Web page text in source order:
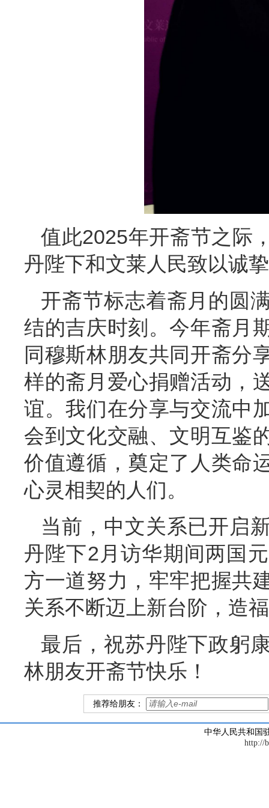
值此2025年开斋节之际
丹陛下和文莱人民致以诚
开斋节标志着斋月的圆
结的吉庆时刻。今年斋月
同穆斯林朋友共同开斋分
样的斋月爱心捐赠活动，
谊。我们在分享与交流中
会到文化交融、文明互鉴
价值遵循，奠定了人类命
心灵相契的人们。
当前，中文关系已开启
丹陛下2月访华期间两国
方一道努力，牢牢把握共
关系不断迈上新台阶，造
最后，祝苏丹陛下政躬
林朋友开斋节快乐！
推荐给朋友：
中华人民共和国
http://